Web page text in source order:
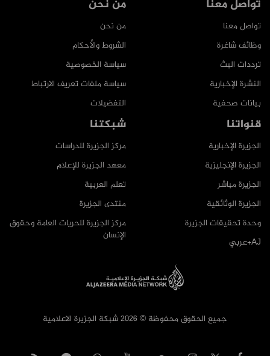
من نحن
من نحن
الشروط والأحكام
سياسة الخصوصية
سياسة ملفات تعريف الارتباط
التفضيلات
تواصل معنا
تواصل معنا
وظائف شاغرة
ترددات البث
النشرة الإخبارية
بيانات صحفية
شبكتنا
مركز الجزيرة للدراسات
معهد الجزيرة للإعلام
تعلم العربية
منتدى الجزيرة
مركز الجزيرة للحريات العامة وحقوق
الإنسان
قنواتنا
الجزيرة الإخبارية
الجزيرة الإنجليزية
الجزيرة مباشر
الجزيرة الوثائقية
وحدة تحقيقات الجزيرة
AJ+عربي
جميع الحقوق محفوظة © 2026 شبكة الجزيرة الاعلامية